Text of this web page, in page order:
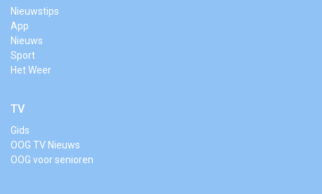
Nieuwstips
App
Nieuws
Sport
Het Weer
TV
Gids
OOG TV Nieuws
OOG voor senioren